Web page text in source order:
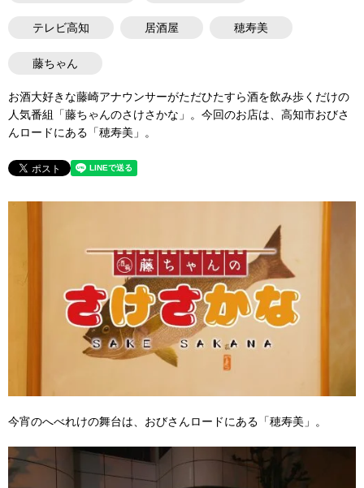
テレビ高知 居酒屋 穂寿美
藤ちゃん
お酒大好きな藤崎アナウンサーがただひたすら酒を飲み歩くだけの
人気番組「藤ちゃんのさけさかな」。今回のお店は、高知市おびさ
んロードにある「穂寿美」。
今宵のへべれけの舞台は、おびさんロードにある「穂寿美」。